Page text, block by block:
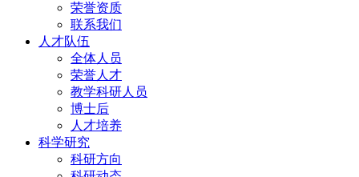
荣誉资质
联系我们
人才队伍
全体人员
荣誉人才
教学科研人员
博士后
人才培养
科学研究
科研方向